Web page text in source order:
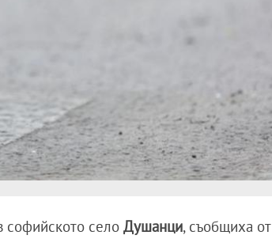
софийското селоДушанци, съобщиха от